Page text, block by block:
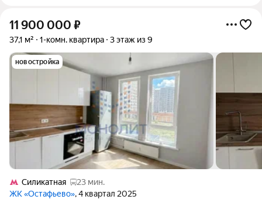
11 900 000 ₽
37,1 м² 1-комн. квартира 3 этаж из 9
новостройка
Силикатная
23 мин.
ЖК «Остафьево», 4 квартал 2025